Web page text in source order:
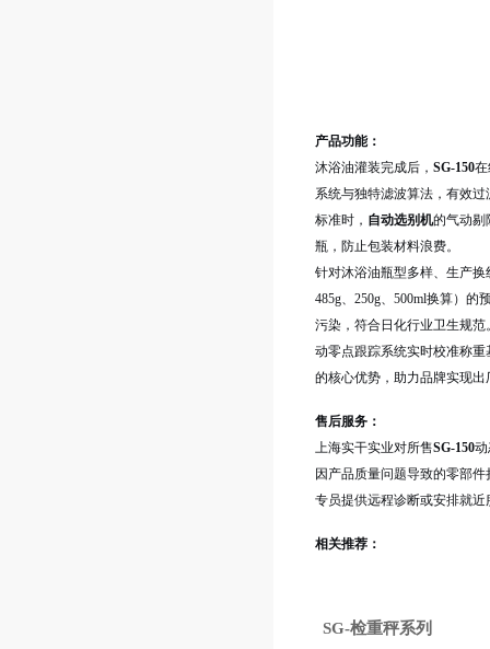
产品功能：
沐浴油灌装完成后， SG-150
系统与独特滤波算法，有效
标准时， 自动选别机的气动剔
瓶，防止包装材料浪费。
针对沐浴油瓶型多样、生产换
485g、250g、500ml换算）
污染，符合日化行业卫生规
动零点跟踪系统实时校准称
的核心优势，助力品牌实现出
售后服务：
上海实干实业对所售SG-150
因产品质量问题导致的零部
专员提供远程诊断或安排就
相关推荐：
SG-检重秤系列